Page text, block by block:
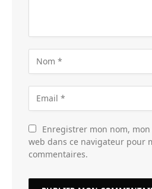
Enregistrer mon nom,
web dans ce navigateur pour
commentaires.